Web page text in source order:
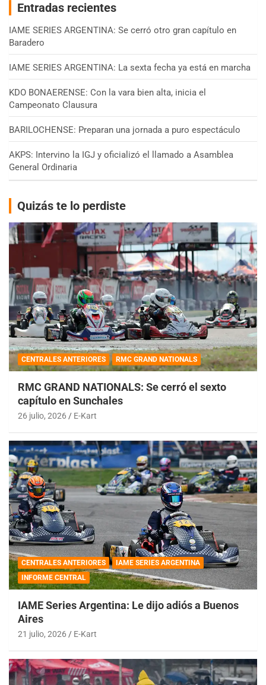
Entradas recientes
IAME SERIES ARGENTINA: Se cerró otro gran capítulo en
Baradero
IAME SERIES ARGENTINA: La sexta fecha ya está en marcha
KDO BONAERENSE: Con la vara bien alta, inicia el
Campeonato Clausura
BARILOCHENSE: Preparan una jornada a puro espectáculo
AKPS: Intervino la IGJ y oficializó el llamado a Asamblea
General Ordinaria
Quizás te lo perdiste
CENTRALES ANTERIORES RMC GRAND NATIONALS
RMC GRAND NATIONALS: Se cerró el sexto
capítulo en Sunchales
26 julio, 2026 E-Kart
CENTRALES ANTERIORES
IAME SERIES ARGENTINA
INFORME CENTRAL
IAME Series Argentina: Le dijo adiós a Buenos
Aires
21 julio, 2026 E-Kart